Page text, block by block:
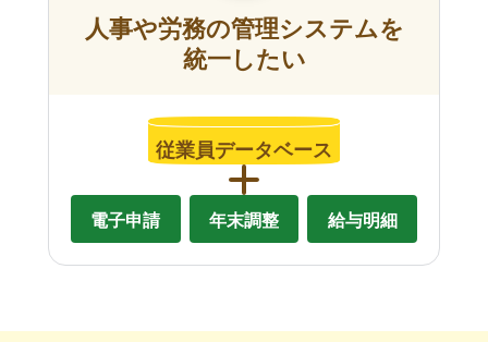
人事や労務の管理システムを
統一したい
従業員データベース
電子申請 年末調整 給与明細